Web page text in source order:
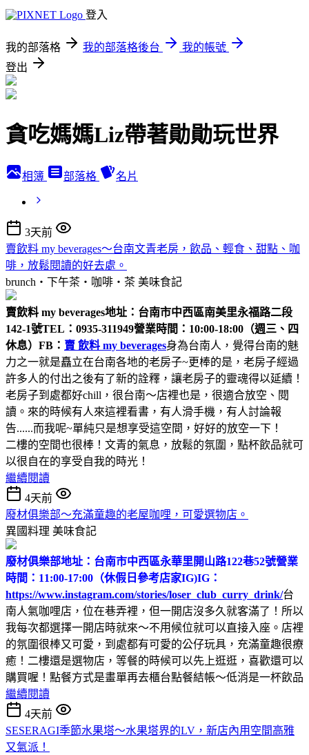
登入
我的部落格 我的部落格後台
我的帳號
登出
貪吃媽媽Liz帶著勛勛玩世界
相簿 部落格 名片
3天前
賣飲料 my beverages～台南文青老房，飲品、輕食、甜點、咖
啡，放鬆閱讀的好去處。
brunch‧下午茶‧咖啡‧茶 美味食記
賣飲料 my beverages地址：台南市中西區南美里永福路二段
142-1號TEL：0935-311949營業時間：10:00-18:00（週三、四
休息） FB： 賣 飲料 my beverages身為台南人，覺得台南的魅
力之一就是矗立在台南各地的老房子~更棒的是，老房子經過
許多人的付出之後有了新的詮釋，讓老房子的靈魂得以延續！
老房子到處都好chill，很台南～店裡也是，很適合放空、閱
讀。來的時候有人來這裡看書，有人滑手機，有人討論報
告......而我呢~單純只是想享受這空間，好好的放空一下！
二樓的空間也很棒！文青的氣息，放鬆的氛圍，點杯飲品就可
以很自在的享受自我的時光！
繼續閱讀
4天前
廢材俱樂部～充滿童趣的老屋咖哩，可愛選物店。
異國料理 美味食記
廢材俱樂部地址：台南市中西區永華里開山路122巷52號營業
時間：11:00-17:00（休假日參考店家IG)IG：
https://www.instagram.com/stories/loser_club_curry_drink/台
南人氣咖哩店，位在巷弄裡，但一開店沒多久就客滿了！所以
我每次都選擇一開店時就來～不用候位就可以直接入座。店裡
的氛圍很棒又可愛，到處都有可愛的公仔玩具，充滿童趣很療
癒！二樓還是選物店，等餐的時候可以先上逛逛，喜歡還可以
購買喔！點餐方式是畫單再去櫃台點餐結帳～低消是一杯飲品
繼續閱讀
4天前
SESERAGI季節水果塔～水果塔界的LV，新店內用空間高雅
又氣派！